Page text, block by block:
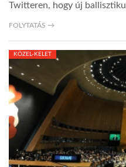
Twitteren, hogy új
FOLYTATÁS →
KÖZEL-KELET